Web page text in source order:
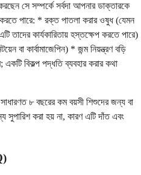
সে সম্পর্কে সর্বদা আপনার ডাক্তারকে
করতে পারে: * রক্ত পাতলা করার ওষুধ (যেমন
তাদের কার্যকারিতায় হস্তক্ষেপ করতে পারে)
বা কার্বামাজেপিন) * জন্ম নিয়ন্ত্রণ বড়ি
একটি বিকল্প পদ্ধতি ব্যবহার করার কথা
৮ বছরের কম বয়সী শিশুদের জন্য বা
সুপারিশ করা হয় না, কারণ এটি দাঁত এবং